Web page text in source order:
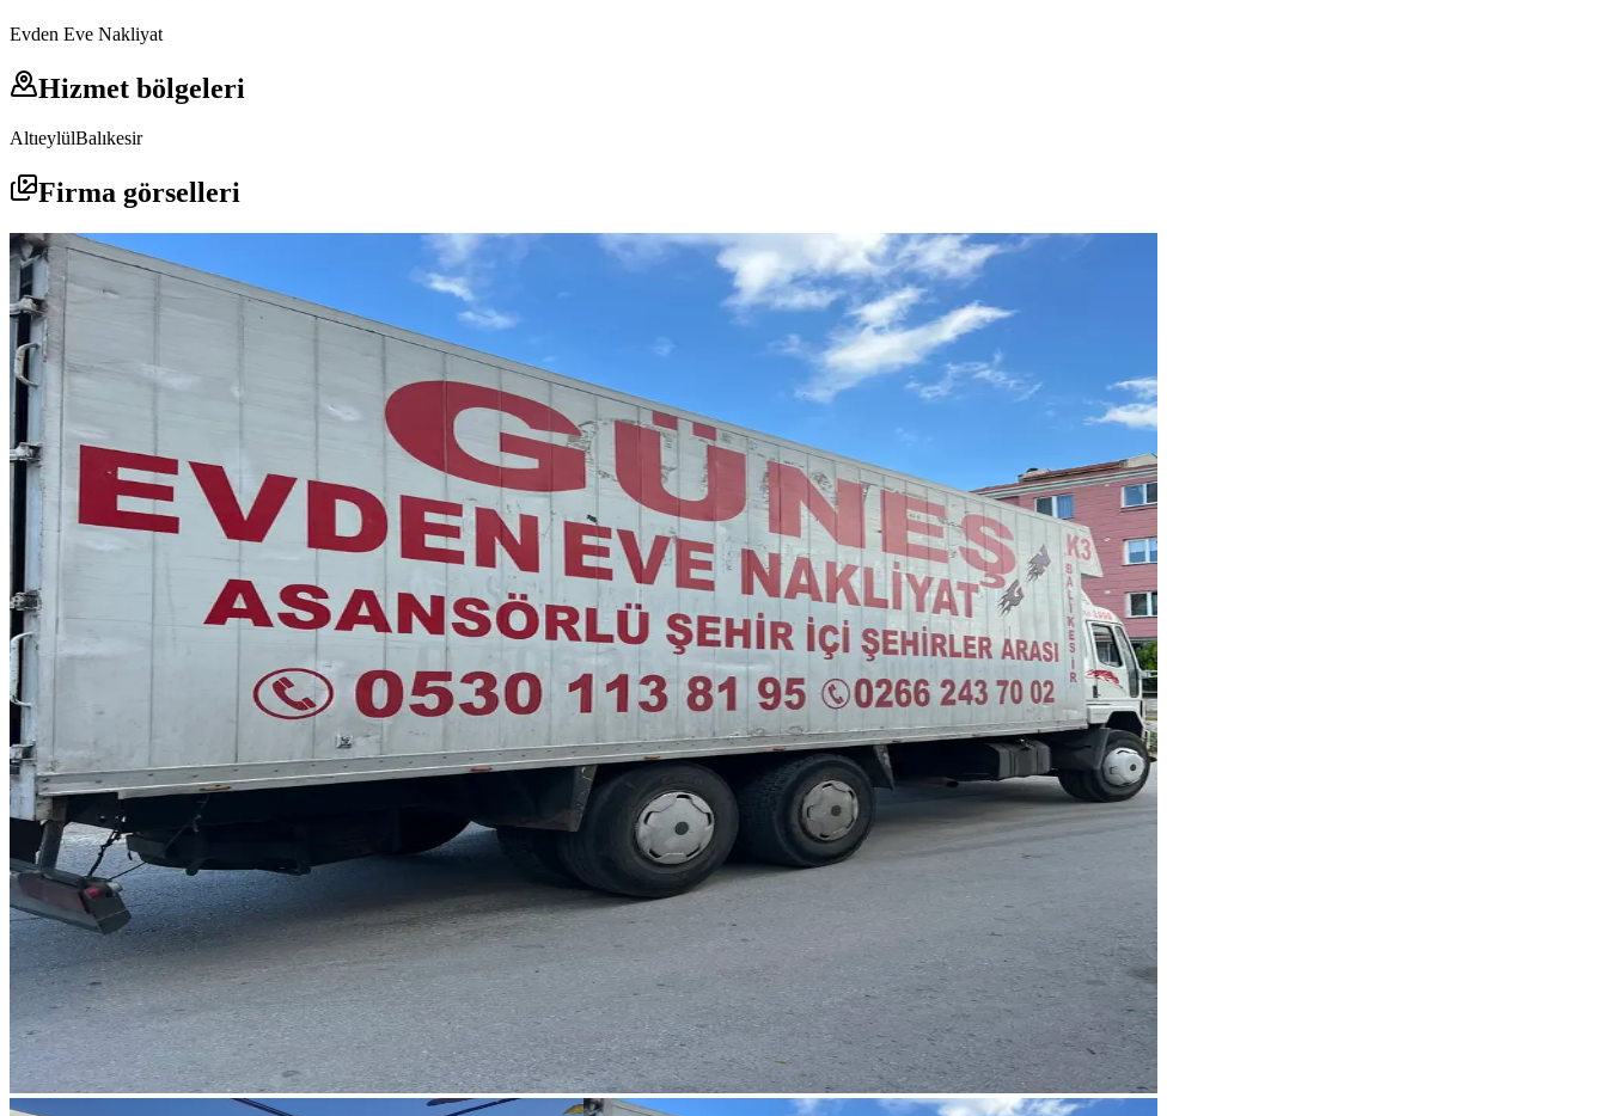
Evden Eve Nakliyat
Hizmet bölgeleri
AltıeylülBalıkesir
Firma görselleri